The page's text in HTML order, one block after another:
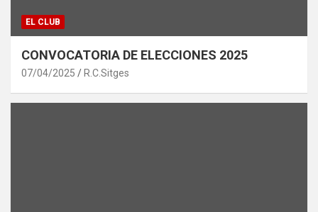
EL CLUB
CONVOCATORIA DE ELECCIONES 2025
07/04/2025 R.C.Sitges